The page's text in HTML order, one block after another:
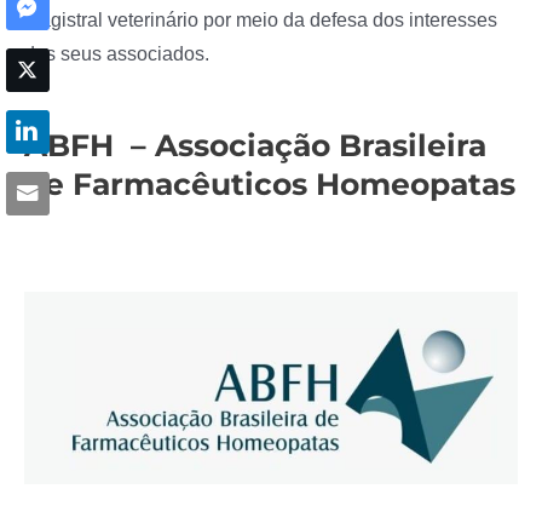
magistral veterinário por meio da defesa dos interesses
dos seus associados.
ABFH – Associação Brasileira
de Farmacêuticos Homeopatas